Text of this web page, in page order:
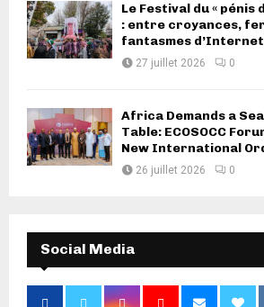
Le Festival du « pénis
: entre croyances,
fantasmes d’Internet
27 juillet 2026 0
Africa Demands a
Table: ECOSOCC
New International
26 juillet 2026 0
Social Media